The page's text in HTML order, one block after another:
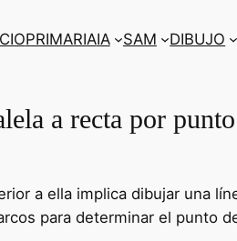
PRIMARIAIA SAM DIBUJO
a recta por
a ella implica dibujar una
para determinar el punto